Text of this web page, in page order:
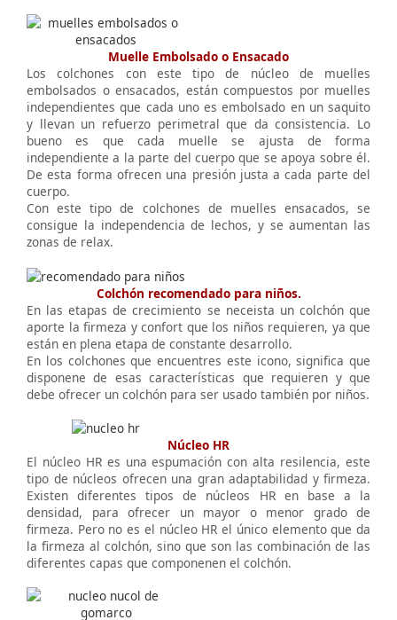
Muelle Embolsado o Ensacado
Los colchones con este tipo de núcleo de muelles
embolsados o ensacados, están compuestos por muelles
independientes que cada uno es embolsado en un saquito
y llevan un refuerzo perimetral que da consistencia. Lo
bueno es que cada muelle se ajusta de forma
independiente a la parte del cuerpo que se apoya sobre él.
De esta forma ofrecen una presión justa a cada parte del
cuerpo.
Con este tipo de colchones de muelles ensacados, se
consigue la independencia de lechos, y se aumentan las
zonas de relax.
Colchón recomendado para niños.
En las etapas de crecimiento se neceista un colchón que
aporte la firmeza y confort que los niños requieren, ya que
están en plena etapa de constante desarrollo.
En los colchones que encuentres este icono, significa que
disponene de esas características que requieren y que
debe ofrecer un colchón para ser usado también por niños.
Núcleo HR
El núcleo HR es una espumación con alta resilencia, este
tipo de núcleos ofrecen una gran adaptabilidad y firmeza.
Existen diferentes tipos de núcleos HR en base a la
densidad, para ofrecer un mayor o menor grado de
firmeza. Pero no es el núcleo HR el único elemento que da
la firmeza al colchón, sino que son las combinación de las
diferentes capas que componenen el colchón.